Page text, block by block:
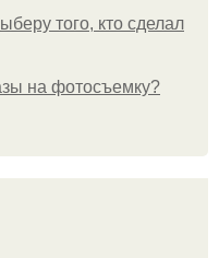
того, кто сделал
на фотосъемку?